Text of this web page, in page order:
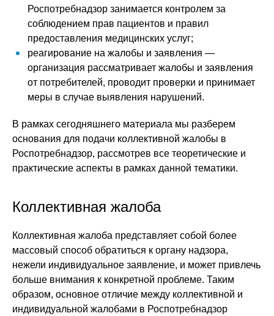
Роспотребнадзор занимается контролем за
соблюдением прав пациентов и правил
предоставления медицинских услуг;
реагирование на жалобы и заявления —
организация рассматривает жалобы и заявления
от потребителей, проводит проверки и принимает
меры в случае выявления нарушений.
В рамках сегодняшнего материала мы разберем
основания для подачи коллективной жалобы в
Роспотребнадзор, рассмотрев все теоретические и
практические аспекты в рамках данной тематики.
Коллективная жалоба
Коллективная жалоба представляет собой более
массовый способ обратиться к органу надзора,
нежели индивидуальное заявление, и может привлечь
больше внимания к конкретной проблеме. Таким
образом, основное отличие между коллективной и
индивидуальной жалобами в Роспотребнадзор